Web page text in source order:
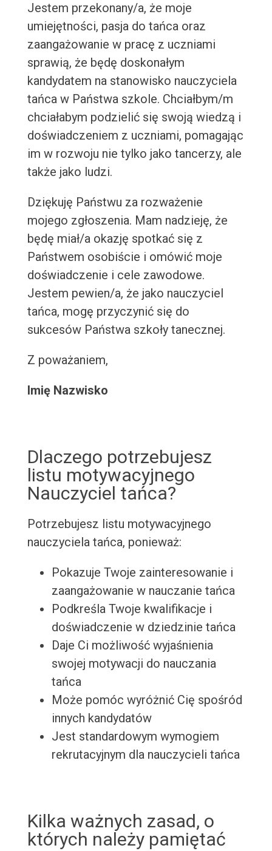
Jestem przekonany/a, że moje
umiejętności, pasja do tańca oraz
zaangażowanie w pracę z uczniami
sprawią, że będę doskonałym
kandydatem na stanowisko nauczyciela
tańca w Państwa szkole. Chciałbym/m
chciałabym podzielić się swoją wiedzą i
doświadczeniem z uczniami, pomagając
im w rozwoju nie tylko jako tancerzy, ale
także jako ludzi.
Dziękuję Państwu za rozważenie
mojego zgłoszenia. Mam nadzieję, że
będę miał/a okazję spotkać się z
Państwem osobiście i omówić moje
doświadczenie i cele zawodowe.
Jestem pewien/a, że jako nauczyciel
tańca, mogę przyczynić się do
sukcesów Państwa szkoły tanecznej.
Z poważaniem,
Imię Nazwisko
Dlaczego potrzebujesz
listu motywacyjnego
Nauczyciel tańca?
Potrzebujesz listu motywacyjnego
nauczyciela tańca, ponieważ:
Pokazuje Twoje zainteresowanie i
zaangażowanie w nauczanie tańca
Podkreśla Twoje kwalifikacje i
doświadczenie w dziedzinie tańca
Daje Ci możliwość wyjaśnienia
swojej motywacji do nauczania
tańca
Może pomóc wyróżnić Cię spośród
innych kandydatów
Jest standardowym wymogiem
rekrutacyjnym dla nauczycieli tańca
Kilka ważnych zasad, o
których należy pamiętać